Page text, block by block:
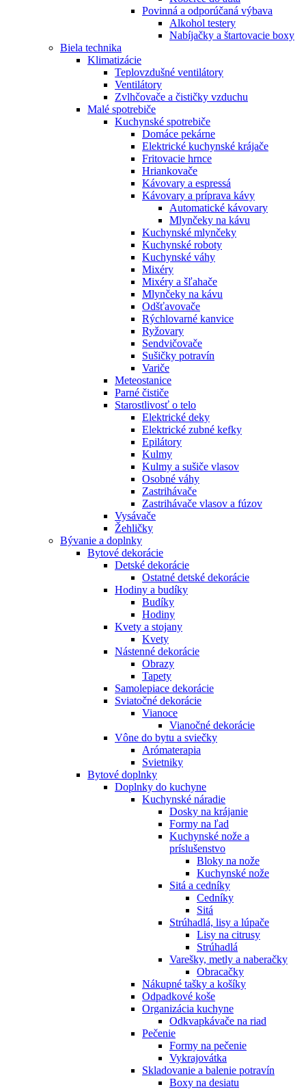
Povinná a odporúčaná výbava
Alkohol testery
Nabíjačky a štartovacie boxy
Biela technika
Klimatizácie
Teplovzdušné ventilátory
Ventilátory
Zvlhčovače a čističky vzduchu
Malé spotrebiče
Kuchynské spotrebiče
Domáce pekárne
Elektrické kuchynské krájače
Fritovacie hrnce
Hriankovače
Kávovary a espressá
Kávovary a príprava kávy
Automatické kávovary
Mlynčeky na kávu
Kuchynské mlynčeky
Kuchynské roboty
Kuchynské váhy
Mixéry
Mixéry a šľahače
Mlynčeky na kávu
Odšťavovače
Rýchlovarné kanvice
Ryžovary
Sendvičovače
Sušičky potravín
Variče
Meteostanice
Parné čističe
Starostlivosť o telo
Elektrické deky
Elektrické zubné kefky
Epilátory
Kulmy
Kulmy a sušiče vlasov
Osobné váhy
Zastrihávače
Zastrihávače vlasov a fúzov
Vysávače
Žehličky
Bývanie a doplnky
Bytové dekorácie
Detské dekorácie
Ostatné detské dekorácie
Hodiny a budíky
Budíky
Hodiny
Kvety a stojany
Kvety
Nástenné dekorácie
Obrazy
Tapety
Samolepiace dekorácie
Sviatočné dekorácie
Vianoce
Vianočné dekorácie
Vône do bytu a sviečky
Arómaterapia
Svietniky
Bytové doplnky
Doplnky do kuchyne
Kuchynské náradie
Dosky na krájanie
Formy na ľad
Kuchynské nože a
príslušenstvo
Bloky na nože
Kuchynské nože
Sitá a cedníky
Cedníky
Sitá
Strúhadlá, lisy a lúpače
Lisy na citrusy
Strúhadlá
Varešky, metly a naberačky
Obracačky
Nákupné tašky a košíky
Odpadkové koše
Organizácia kuchyne
Odkvapkávače na riad
Pečenie
Formy na pečenie
Vykrajovátka
Skladovanie a balenie potravín
Boxy na desiatu